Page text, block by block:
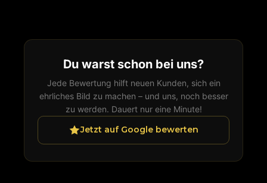
Du warst schon bei uns?
Jede Bewertung hilft neuen Kunden, sich ein
ehrliches Bild zu machen – und uns, noch besser
zu werden. Dauert nur eine Minute!
Jetzt auf Google bewerten